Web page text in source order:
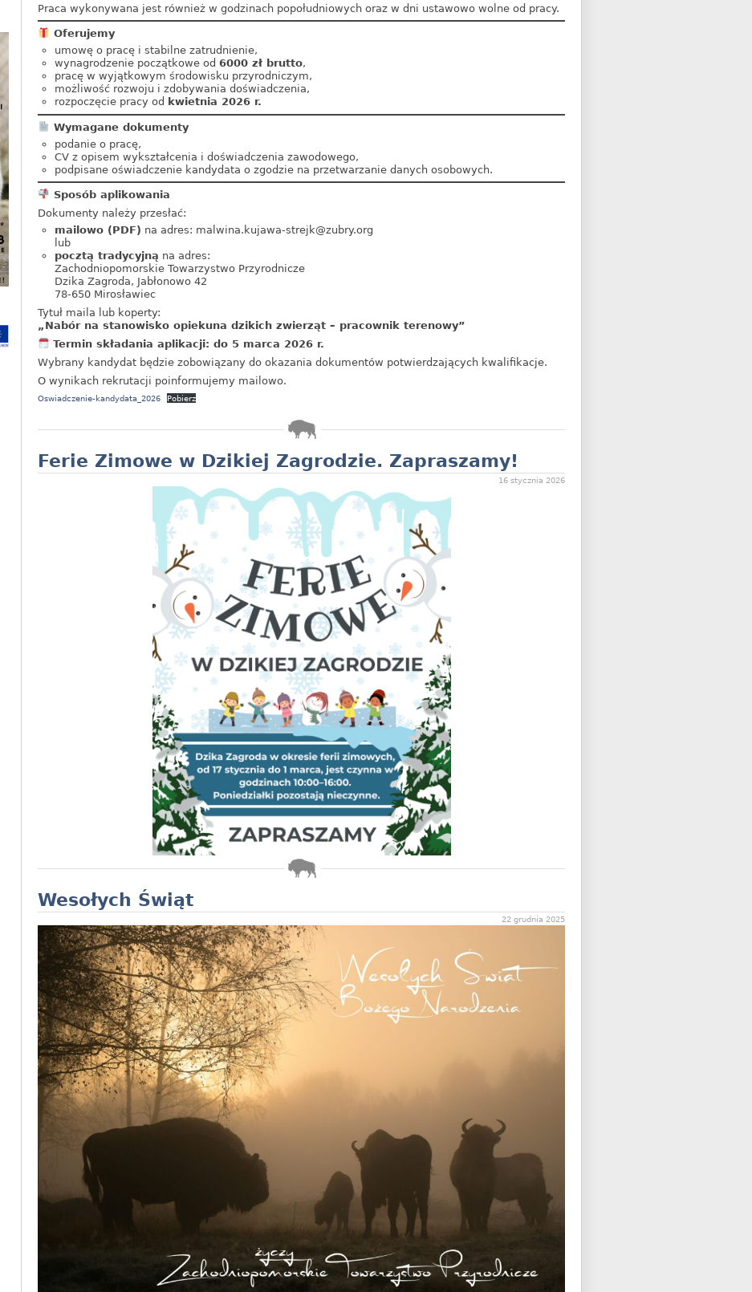
Praca wykonywana jest również w godzinach popołudniowych oraz w dni ustawowo wolne od pracy.
Oferujemy
umowę o pracę i stabilne zatrudnienie,
wynagrodzenie początkowe od 6000 zł brutto,
pracę w wyjątkowym środowisku przyrodniczym,
możliwość rozwoju i zdobywania doświadczenia,
rozpoczęcie pracy od kwietnia 2026 r.
Wymagane dokumenty
podanie o pracę,
CV z opisem wykształcenia i doświadczenia zawodowego,
podpisane oświadczenie kandydata o zgodzie na przetwarzanie danych osobowych.
Sposób aplikowania
Dokumenty należy przesłać:
mailowo (PDF) na adres: malwina.kujawa-strejk@zubry.org
lub
pocztą tradycyjną na adres:
Zachodniopomorskie Towarzystwo Przyrodnicze
Dzika Zagroda, Jabłonowo 42
78-650 Mirosławiec
Tytuł maila lub koperty:
„Nabór na stanowisko opiekuna dzikich zwierząt – pracownik terenowy”
Termin składania aplikacji: do 5 marca 2026 r.
Wybrany kandydat będzie zobowiązany do okazania dokumentów potwierdzających kwalifikacje.
O wynikach rekrutacji poinformujemy mailowo.
Oswiadczenie-kandydata_2026 Pobierz
Ferie Zimowe w Dzikiej Zagrodzie. Zapraszamy!
16 stycznia 2026
Wesołych Świąt
22 grudnia 2025